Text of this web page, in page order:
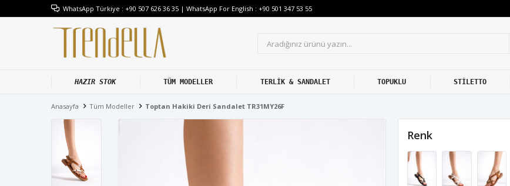
WhatsApp Türkiye : +90 507 626 36 35 | WhatsApp For English : +90 501 347 53 55
HAZIR STOK TÜM MODELLER TERLİK & SANDALET TOPUKLU STİLETTO
Anasayfa Tüm Modeller Toptan Hakiki Deri Sandalet TR31MY26F
Renk